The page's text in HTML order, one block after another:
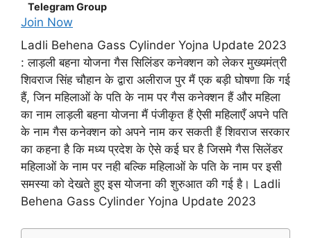
Telegram Group
Join Now
Ladli Behena Gass Cylinder Yojna Update 2023
: लाड़ली बहना योजना गैस सिलिंडर कनेक्शन को लेकर मुख्यमंत्री
शिवराज सिंह चौहान के द्वारा अलीराज पुर मैं एक बड़ी घोषणा कि गई
हैं, जिन महिलाओं के पति के नाम पर गैस कनेक्शन हैं और महिला
का नाम लाड़ली बहना योजना मैं पंजीकृत हैं ऐसी महिलाएँ अपने पति
के नाम गैस कनेक्शन को अपने नाम कर सकती हैं शिवराज सरकार
का कहना है कि मध्य प्रदेश के ऐसे कई घर है जिसमे गैस सिलेंडर
महिलाओं के नाम पर नही बल्कि महिलाओं के पति के नाम पर इसी
समस्या को देखते हुए इस योजना की शुरुआत की गई है। Ladli
Behena Gass Cylinder Yojna Update 2023